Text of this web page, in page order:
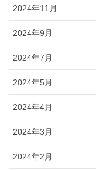
2024年11月
2024年9月
2024年7月
2024年5月
2024年4月
2024年3月
2024年2月